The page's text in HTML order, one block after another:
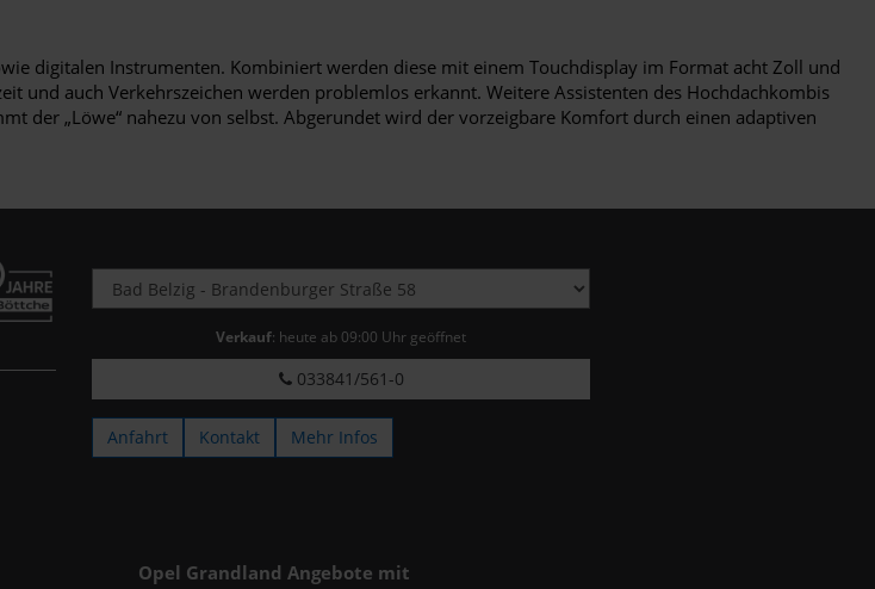
digitalen Instrumenten. Kombiniert werden diese mit einem Touchdisplay im Format acht Zoll und
und auch Verkehrszeichen werden problemlos erkannt. Weitere Assistenten des Hochdachkombis
der „Löwe“ nahezu von selbst. Abgerundet wird der vorzeigbare Komfort durch einen adaptiven
Verkauf: heute ab 09:00 Uhr geöffnet
033841/561-0
Anfahrt Kontakt Mehr Infos
Opel Grandland Angebote mit